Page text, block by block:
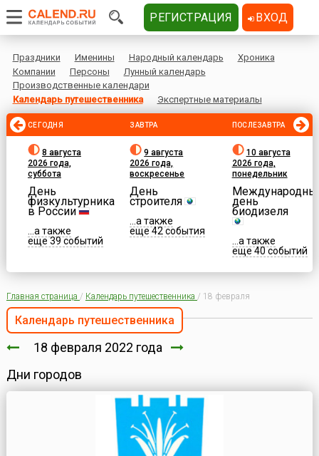
Праздники Именины Народный календарь
Хроника
Компании
Персоны
Лунный календарь
Производственные календари
Календарь путешественника
Экспертные материалы
СЕГОДНЯ
8 августа
2026 года,
суббота
День
физкультурника
в России
...а также
еще 39 событий
ЗАВТРА
9 августа
2026 года,
воскресенье
День
строителя
...а также
еще 42 события
ПОСЛЕЗАВТРА
10 августа
2026 года,
понедельник
день
биодизеля
...а также
еще 40 событий
Главная страница / Календарь путешественника / 18 февраля
Календарь путешественника
18 февраля 2022 года
Дни городов
РЕГИСТРАЦИЯ ВХОД